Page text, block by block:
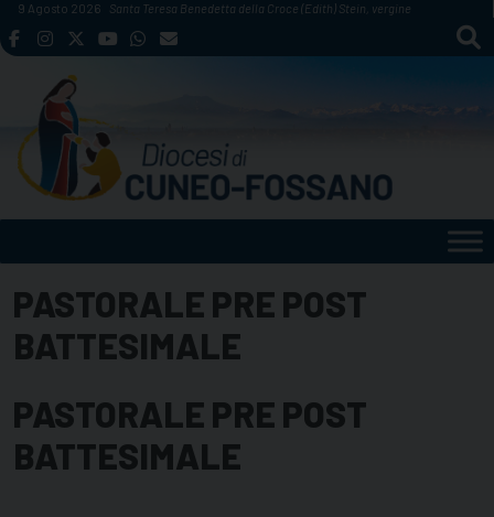
Skip
to
9 Agosto 2026 Santa Teresa Benedetta della Croce (Edith) Stein, vergine
PASTORALE PRE POST
BATTESIMALE
PASTORALE PRE POST
BATTESIMALE